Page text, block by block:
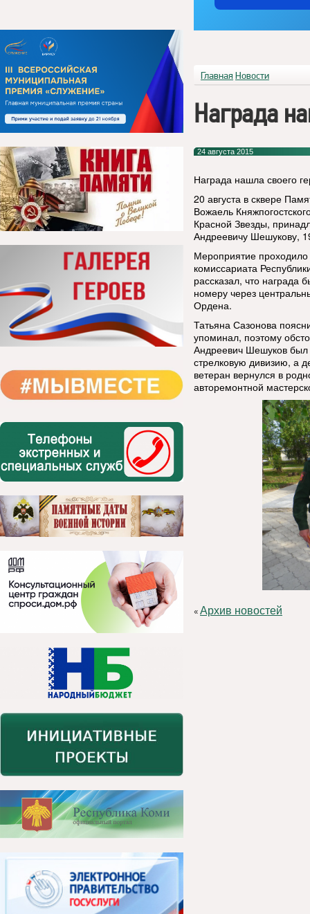
Главная Новости
Награда
24 августа 2015
Награда нашла своего
20 августа в сквере
Вожаель
Красной Звезды,
Андреевичу Шешукову,
Мероприятие проходило
комиссариата
рассказал, что награда
номеру через
Ордена.
Татьяна Сазонова
упоминал, поэтому
Андреевич Шешуков был
стрелковую дивизию, а
ветеран вернулся в
авторемонтной
«Архив новостей